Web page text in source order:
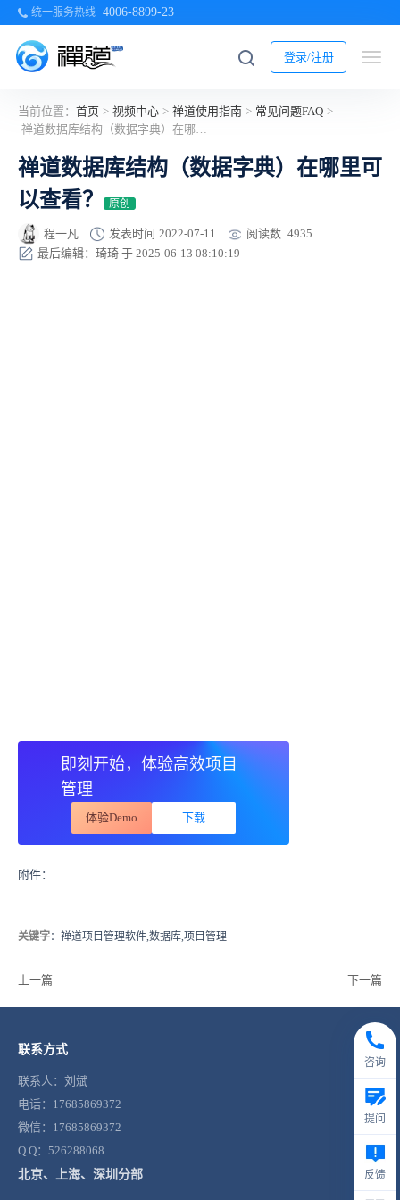
统一服务热线 4006-8899-23
登录/注册
当前位置： 首页 > 视频中心 > 禅道使用指南 > 常见问题FAQ >
禅道数据库结构（数据字典）在哪里可以查看？
禅道数据库结构（数据字典）在哪里可
以查看？
原创
程一凡 发表时间 2022-07-11 阅读数 4935
最后编辑：琦琦 于 2025-06-13 08:10:19
即刻开始，体验高效项目
管理
体验Demo 下载
附件：
关键字：禅道项目管理软件,数据库,项目管理
上一篇 下一篇
联系方式
联系人：刘斌
电话：17685869372
微信：17685869372
Q Q：526288068
北京、上海、深圳分部
咨询
提问
反馈